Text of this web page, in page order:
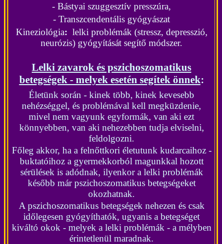
- Bástyai szuggesztív presszúra,
- Transzcendentális gyógyászat
Kineziológia: lelki problémák (stressz, depresszió,
neurózis) gyógyítását segítő módszer.
Lelki zavarok és pszichoszomatikus
betegségek - melyek esetén segítek önnek:
Életünk során - kinek több, kinek kevesebb
nehézséggel, és problémával kell megküzdenie,
mivel nem vagyunk egyformák, van aki ezt
könnyebben, van aki nehezebben tudja elviselni,
feldolgozni.
Főleg akkor, ha a felnőttkori életutunk kudarcaihoz -
buktatóihoz a gyermekkorból magunkkal hozott
sérülések is adódnak, ilyenkor a lelki problémák
később már pszichoszomatikus betegségeket
okozhatnak.
A pszichoszomatikus betegségek nehezen és csak
időlegesen gyógyíthatók, ugyanis a betegséget
kiváltó okok - melyek a lelki problémák - a mélyben
érintetlenül maradnak.